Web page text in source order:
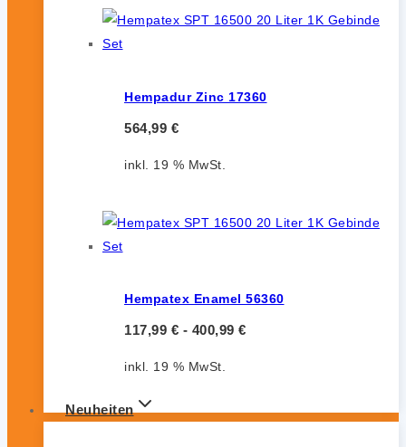
Hempadur Zinc 17360
564,99 €
inkl. 19 % MwSt.
Hempatex Enamel 56360
117,99 € - 400,99 €
inkl. 19 % MwSt.
Neuheiten